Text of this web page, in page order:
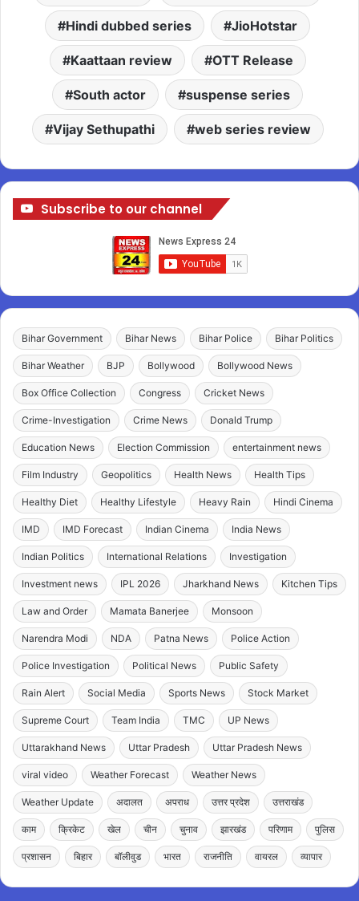
Hindi dubbed series JioHotstar
Kaattaan review OTT Release
South actor suspense series
Vijay Sethupathi web series review
Subscribe to our channel
Bihar Government Bihar News Bihar Police Bihar Politics
Bihar Weather BJP Bollywood Bollywood News
Box Office Collection Congress Cricket News
Crime-Investigation Crime News Donald Trump
Education News Election Commission entertainment news
Film Industry Geopolitics Health News Health Tips
Healthy Diet Healthy Lifestyle Heavy Rain Hindi Cinema
IMD IMD Forecast Indian Cinema India News
Indian Politics International Relations Investigation
Investment news IPL 2026 Jharkhand News Kitchen Tips
Law and Order Mamata Banerjee Monsoon
Narendra Modi NDA Patna News Police Action
Police Investigation Political News Public Safety
Rain Alert Social Media Sports News Stock Market
Supreme Court Team India TMC UP News
Uttarakhand News Uttar Pradesh Uttar Pradesh News
viral video Weather Forecast Weather News
Weather Update अदालत अपराध उत्तर प्रदेश उत्तराखंड
काम क्रिकेट खेल चीन चुनाव झारखंड परिणाम पुलिस
प्रशासन बिहार बॉलीवुड भारत राजनीति वायरल व्यापार